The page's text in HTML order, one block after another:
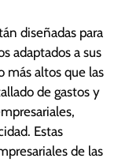
diseñadas para
adaptados a sus
más altos que las
de gastos y
Estas
de las